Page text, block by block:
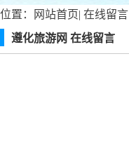
位置： 网站首页| 在线留言
遵化旅游网 在线留言